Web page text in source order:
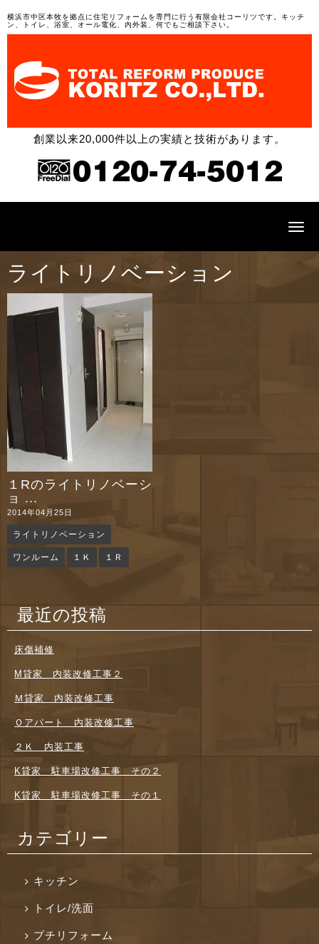
横浜市中区本牧を拠点に住宅リフォームを専門に行う有限会社コーリツです。キッチ
ン、トイレ、浴室、オール電化、内外装、何でもご相談下さい。
創業以来20,000件以上の実績と技術があります。
N
v
ライトリノベーション
１Rのライトリノベーシ
ョ ...
2014年04月25日
ライトリノベーション
ワンルーム １Ｋ １Ｒ
最近の投稿
床傷補修
M貸家 内装改修工事２
Ｍ貸家 内装改修工事
Ｏアパート 内装改修工事
２Ｋ 内装工事
K貸家 駐車場改修工事 その２
K貸家 駐車場改修工事 その１
カテゴリー
キッチン
トイレ/洗面
プチリフォーム